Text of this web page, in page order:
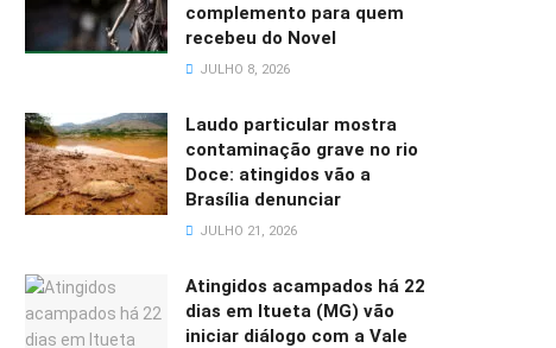
complemento para quem
recebeu do Novel
JULHO 8, 2026
Laudo particular mostra
contaminação grave no rio
Doce: atingidos vão a
Brasília denunciar
JULHO 21, 2026
Atingidos acampados há 22
dias em Itueta (MG) vão
iniciar diálogo com a Vale